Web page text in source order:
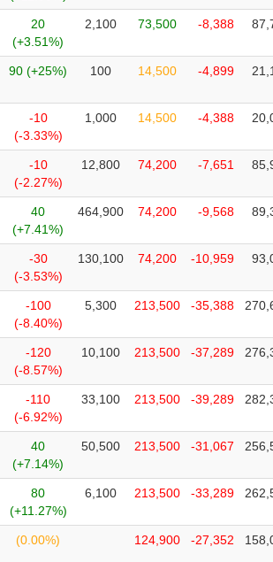
20
(+3.51%)
2,100 73,500 -8,388
90 (+25%) 100 14,500 -4,899
-10
(-3.33%)
1,000 14,500 -4,388
-10
(-2.27%)
12,800 74,200 -7,651
40
(+7.41%)
464,900 74,200 -9,568
-30
(-3.53%)
130,100 74,200 -10,959
-100
(-8.40%)
5,300 213,500 -35,388
-120
(-8.57%)
10,100 213,500 -37,289
-110
(-6.92%)
33,100 213,500 -39,289
40
(+7.14%)
50,500 213,500 -31,067
80
(+11.27%)
6,100 213,500 -33,289
(0.00%) 124,900 -27,352